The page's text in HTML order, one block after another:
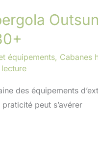
équipements, Cabanes
des équipements
peut s’avérer